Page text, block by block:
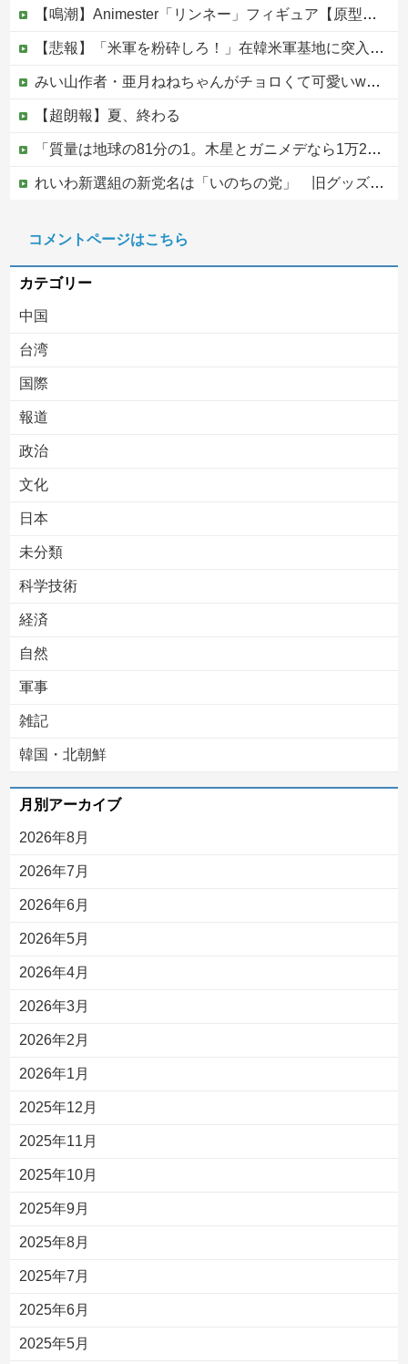
【鳴潮】Animester「リンネー」フィギュア【原型公開】
【悲報】「米軍を粉砕しろ！」在韓米軍基地に突入した韓国学生、即逮捕
みい山作者・亜月ねねちゃんがチョロくて可愛いwwwwwww （※画像あり）他
【超朗報】夏、終わる
「質量は地球の81分の1。木星とガニメデなら1万2800分の1」月がどれだけ規格外なのか、数字で並べてみると…
れいわ新選組の新党名は「いのちの党」 旧グッズ半額で販売 どうなる秘書給与疑惑
【ヤバい】100件以上の窃盗をしたトルコ国籍の男3人を逮捕 #移民 #外国人
コメントページはこちら
カテゴリー
中国
台湾
国際
報道
政治
文化
日本
未分類
科学技術
経済
自然
軍事
雑記
韓国・北朝鮮
月別アーカイブ
2026年8月
2026年7月
2026年6月
2026年5月
2026年4月
2026年3月
2026年2月
2026年1月
2025年12月
2025年11月
2025年10月
2025年9月
2025年8月
2025年7月
2025年6月
2025年5月